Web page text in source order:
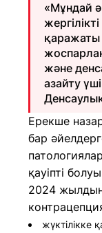
«Мұндай
қаражаты
және
азайту
Ерекше
бар
қауіпті
2024
жүктілікке